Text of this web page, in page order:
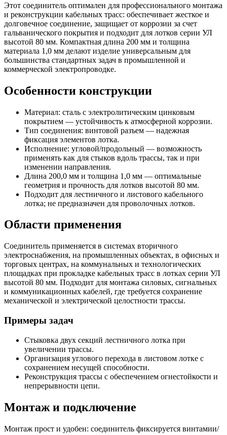
Этот соединитель оптимален для профессионального монтажа
и реконструкции кабельных трасс: обеспечивает жесткое и
долговечное соединение, защищает от коррозии за счет
гальванического покрытия и подходит для лотков серии УЛ
высотой 80 мм. Компактная длина 200 мм и толщина
материала 1,0 мм делают изделие универсальным для
большинства стандартных задач в промышленной и
коммерческой электропроводке.
Особенности конструкции
Материал: сталь с электролитическим цинковым
покрытием — устойчивость к атмосферной коррозии.
Тип соединения: винтовой разъем — надежная
фиксация элементов лотка.
Исполнение: угловой/продольный — возможность
применять как для стыков вдоль трассы, так и при
изменении направления.
Длина 200,0 мм и толщина 1,0 мм — оптимальные
геометрия и прочность для лотков высотой 80 мм.
Подходит для лестничного и листового кабельного
лотка; не предназначен для проволочных лотков.
Области применения
Соединитель применяется в системах вторичного
электроснабжения, на промышленных объектах, в офисных и
торговых центрах, на коммунальных и технологических
площадках при прокладке кабельных трасс в лотках серии УЛ
высотой 80 мм. Подходит для монтажа силовых, сигнальных
и коммуникационных кабелей, где требуется сохранение
механической и электрической целостности трассы.
Примеры задач
Стыковка двух секций лестничного лотка при
увеличении трассы.
Организация углового перехода в листовом лотке с
сохранением несущей способности.
Реконструкция трассы с обеспечением огнестойкости и
непрерывности цепи.
Монтаж и подключение
Монтаж прост и удобен: соединитель фиксируется винтамии/